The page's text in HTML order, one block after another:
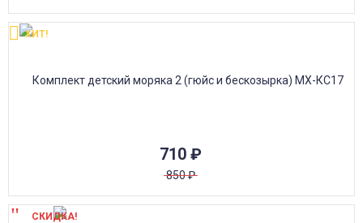
710 ₽
850₽
ХИТ!
СКИДКА!